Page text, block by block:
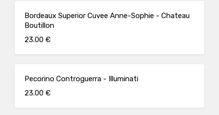
Bordeaux Superior Cuvee Anne-Sophie - Chateau
Boutillon
23.00 €
Pecorino Controguerra - Illuminati
23.00 €